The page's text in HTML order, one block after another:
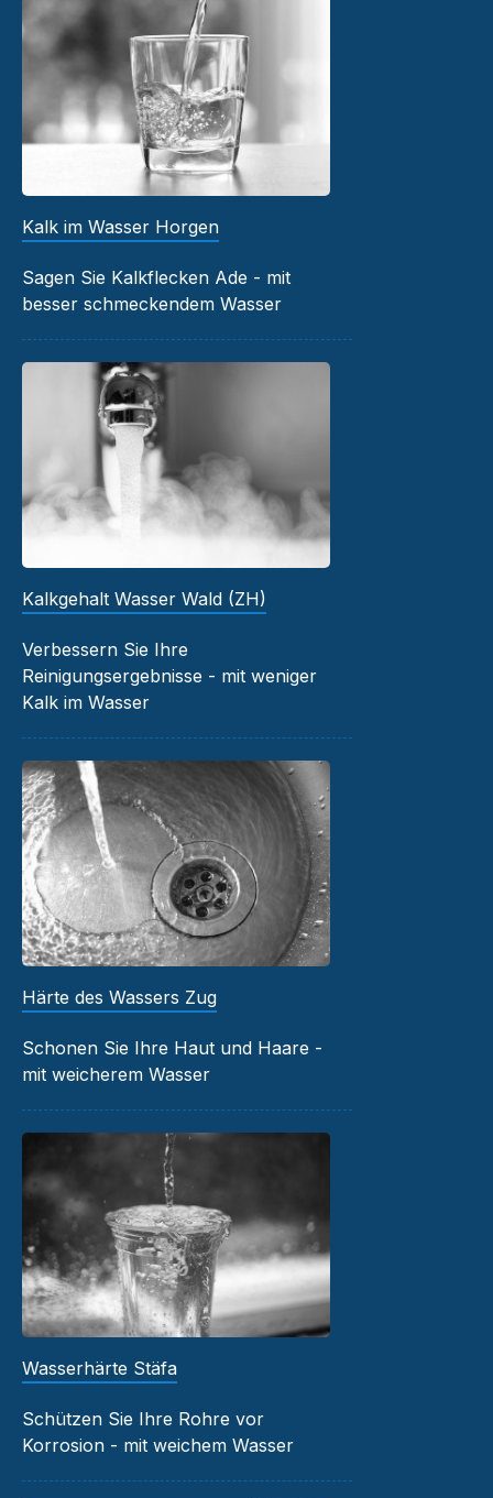
Kalk im Wasser Horgen
Sagen Sie Kalkflecken Ade - mit
besser schmeckendem Wasser
Kalkgehalt Wasser Wald (ZH)
Verbessern Sie Ihre
Reinigungsergebnisse - mit weniger
Kalk im Wasser
Härte des Wassers Zug
Schonen Sie Ihre Haut und Haare -
mit weicherem Wasser
Wasserhärte Stäfa
Schützen Sie Ihre Rohre vor
Korrosion - mit weichem Wasser